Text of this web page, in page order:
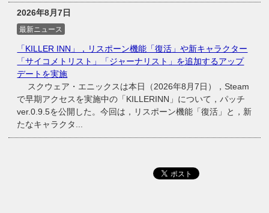
2026年8月7日
最新ニュース
「KILLER INN」，リスポーン機能「復活」や新キャラクター
「サイコメトリスト」「ジャーナリスト」を追加するアップ
デートを実施
スクウェア・エニックスは本日（2026年8月7日），Steam
で早期アクセスを実施中の「KILLERINN」について，パッチ
ver.0.9.5を公開した。今回は，リスポーン機能「復活」と，新
たなキャラクタ...